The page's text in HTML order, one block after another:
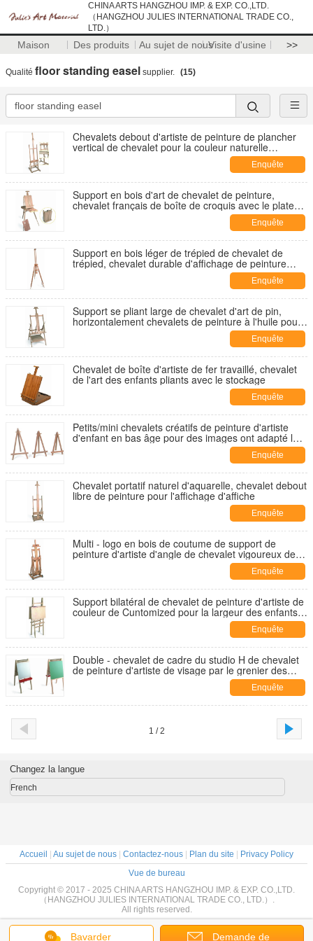
CHINA ARTS HANGZHOU IMP. & EXP. CO.,LTD.
（HANGZHOU JULIES INTERNATIONAL TRADE CO.,
LTD.）
Maison Des produits Au sujet de nousVisite d'usine >>
Qualité floor standing easel supplier. (15)
Chevalets debout d'artiste de peinture de plancher
vertical de chevalet pour la couleur naturelle
Enquête
maintenant
Support en bois d'art de chevalet de peinture,
chevalet français de boîte de croquis avec le plateau
Enquête
maintenant
Support en bois léger de trépied de chevalet de
trépied, chevalet durable d'affichage de peinture
Enquête
maintenant
Support se pliant large de chevalet d'art de pin,
horizontalement chevalets de peinture à l'huile pour
Enquête
maintenant
Chevalet de boîte d'artiste de fer travaillé, chevalet
de l'art des enfants pliants avec le stockage
Enquête
maintenant
Petits/mini chevalets créatifs de peinture d'artiste
d'enfant en bas âge pour des images ont adapté la
Enquête
maintenant
Chevalet portatif naturel d'aquarelle, chevalet debout
libre de peinture pour l'affichage d'affiche
Enquête
maintenant
Multi - logo en bois de coutume de support de
peinture d'artiste d'angle de chevalet vigoureux de
Enquête
maintenant
Support bilatéral de chevalet de peinture d'artiste de
couleur de Cuntomized pour la largeur des enfants
Enquête
maintenant
Double - chevalet de cadre du studio H de chevalet
de peinture d'artiste de visage par le grenier des
Enquête
maintenant
1 / 2
Bavarder Demande de
Changez la langue
French
Accueil Au sujet de nous Contactez-nous Plan du site
Privacy Policy
Vue de bureau
Copyright © 2017 - 2025 CHINA ARTS HANGZHOU IMP. & EXP. CO.,LTD.
（HANGZHOU JULIES INTERNATIONAL TRADE CO., LTD.）.
All rights reserved.